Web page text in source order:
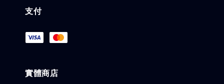
支付
實體商店